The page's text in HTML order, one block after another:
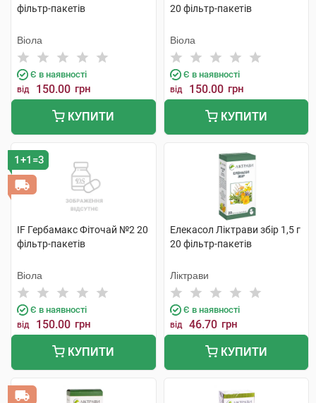
фільтр-пакетів
Віола
Є в наявності
від 150.00 грн
КУПИТИ
20 фільтр-пакетів
Віола
Є в наявності
від 150.00 грн
КУПИТИ
1+1=3
IF Гербамакс Фіточай №2 20
фільтр-пакетів
Віола
Є в наявності
від 150.00 грн
КУПИТИ
Елекасол Ліктрави збір 1,5 г
20 фільтр-пакетів
Ліктрави
Є в наявності
від 46.70 грн
КУПИТИ